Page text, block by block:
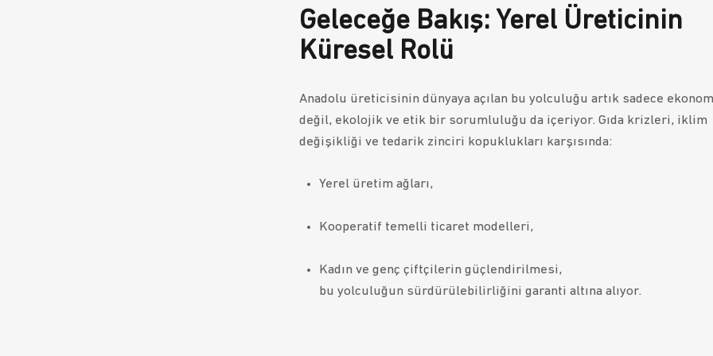
Geleceğe Bakış: Yerel Üreticinin
Küresel Rolü
Anadolu üreticisinin dünyaya açılan bu yolculuğu artık sadece
değil, ekolojik ve etik bir sorumluluğu da içeriyor. Gıda krizleri, iklim
değişikliği ve tedarik zinciri kopuklukları karşısında:
Yerel üretim ağları,
Kooperatif temelli ticaret modelleri,
Kadın ve genç çiftçilerin güçlendirilmesi,
bu yolculuğun sürdürülebilirliğini garanti altına alıyor.